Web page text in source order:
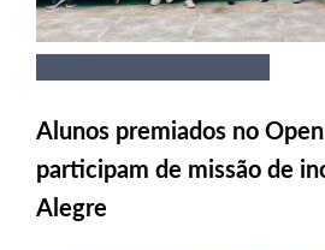
Alunos premiados no
participam de missão de
Alegre